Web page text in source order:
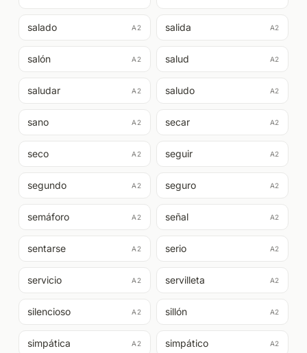
salado A2 salida A2
salón A2 salud A2
saludar A2 saludo A2
sano A2 secar A2
seco A2 seguir A2
segundo A2 seguro A2
semáforo A2 señal A2
sentarse A2 serio A2
servicio A2 servilleta A2
silencioso A2 sillón A2
simpática A2 simpático A2